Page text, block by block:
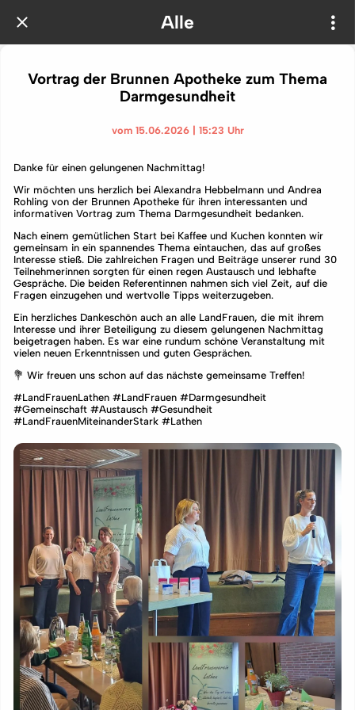
Alle
Vortrag der Brunnen Apotheke zum Thema
Darmgesundheit
vom 15.06.2026 | 15:23 Uhr
Danke für einen gelungenen Nachmittag!
Wir möchten uns herzlich bei Alexandra Hebbelmann und Andrea
Rohling von der Brunnen Apotheke für ihren interessanten und
informativen Vortrag zum Thema Darmgesundheit bedanken.
Nach einem gemütlichen Start bei Kaffee und Kuchen konnten wir
gemeinsam in ein spannendes Thema eintauchen, das auf großes
Interesse stieß. Die zahlreichen Fragen und Beiträge unserer rund 30
Teilnehmerinnen sorgten für einen regen Austausch und lebhafte
Gespräche. Die beiden Referentinnen nahmen sich viel Zeit, auf die
Fragen einzugehen und wertvolle Tipps weiterzugeben.
Ein herzliches Dankeschön auch an alle LandFrauen, die mit ihrem
Interesse und ihrer Beteiligung zu diesem gelungenen Nachmittag
beigetragen haben. Es war eine rundum schöne Veranstaltung mit
vielen neuen Erkenntnissen und guten Gesprächen.
💐 Wir freuen uns schon auf das nächste gemeinsame Treffen!
#LandFrauenLathen #LandFrauen #Darmgesundheit
#Gemeinschaft #Austausch #Gesundheit
#LandFrauenMiteinanderStark #Lathen